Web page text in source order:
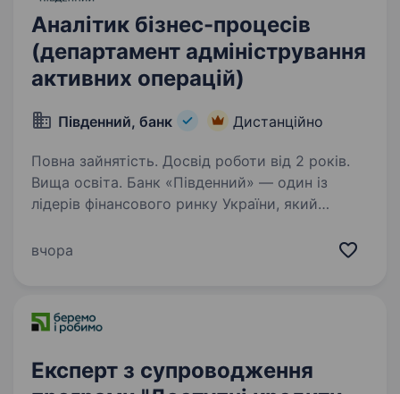
Аналітик бізнес-процесів
(департамент адміністрування
активних операцій)
Південний, банк Дистанційно
Повна зайнятість. Досвід роботи від 2 років.
Вища освіта. Банк «Південний» — один із
лідерів фінансового ринку України, який
із приватним капіталом за розміром активів.
вчора
Експерт з супроводження